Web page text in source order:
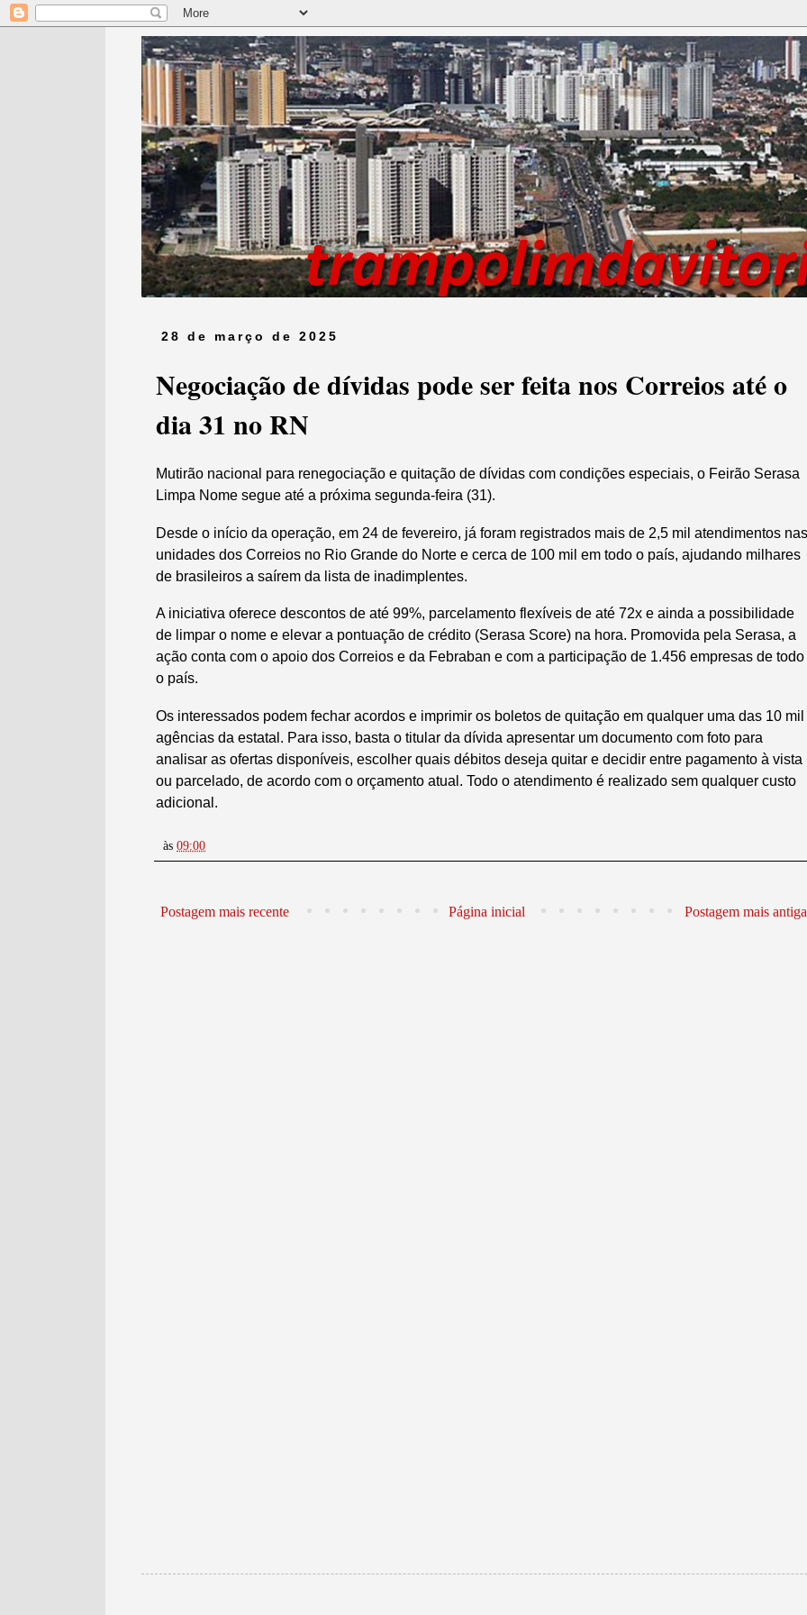
28 de março de 2025
Negociação de dívidas pode ser feita nos Correios até o
dia 31 no RN
Mutirão nacional para renegociação e quitação de dívidas com condições especiais, o Feirão Serasa
Limpa Nome segue até a próxima segunda-feira (31).
Desde o início da operação, em 24 de fevereiro, já foram registrados mais de 2,5 mil atendimentos nas
unidades dos Correios no Rio Grande do Norte e cerca de 100 mil em todo o país, ajudando milhares
de brasileiros a saírem da lista de inadimplentes.
A iniciativa oferece descontos de até 99%, parcelamento flexíveis de até 72x e ainda a possibilidade
de limpar o nome e elevar a pontuação de crédito (Serasa Score) na hora. Promovida pela Serasa, a
ação conta com o apoio dos Correios e da Febraban e com a participação de 1.456 empresas de todo
o país.
Os interessados podem fechar acordos e imprimir os boletos de quitação em qualquer uma das 10 mil
agências da estatal. Para isso, basta o titular da dívida apresentar um documento com foto para
analisar as ofertas disponíveis, escolher quais débitos deseja quitar e decidir entre pagamento à vista
ou parcelado, de acordo com o orçamento atual. Todo o atendimento é realizado sem qualquer custo
adicional.
às 09:00
Postagem mais recente Postagem mais antiga
Página inicial